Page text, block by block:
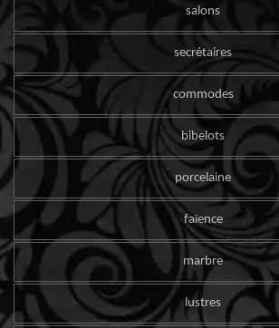
salons
secrétaires
commodes
bibelots
porcelaine
faïence
marbre
lustres